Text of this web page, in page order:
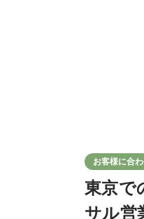
お客様に合
東京で
サル営